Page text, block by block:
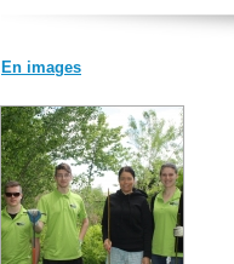
En images